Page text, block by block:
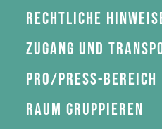
Rechtliche
Zugang und
Pro/Press-Bereich
Raum gruppieren